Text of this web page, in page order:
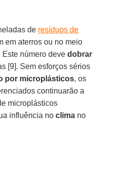
de resíduos de
em aterros ou no meio
Este número devedobrar
[9]. Sem esforços sérios
por microplásticos, os
continuarão a
microplásticos
influência noclima no